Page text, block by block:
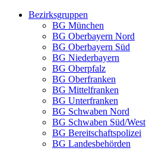
Bezirksgruppen
BG München
BG Oberbayern Nord
BG Oberbayern Süd
BG Niederbayern
BG Oberpfalz
BG Oberfranken
BG Mittelfranken
BG Unterfranken
BG Schwaben Nord
BG Schwaben Süd/West
BG Bereitschaftspolizei
BG Landesbehörden